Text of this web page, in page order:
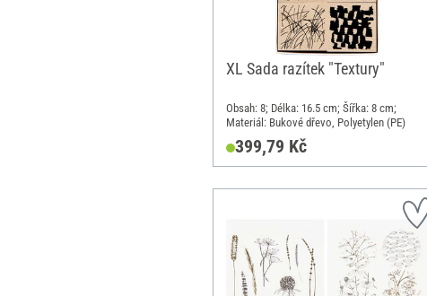
XL Sada razítek "Textury"
Obsah: 8; Délka: 16.5 cm; Šířka: 8 cm;
Materiál: Bukové dřevo, Polyetylen (PE)
399,79 Kč